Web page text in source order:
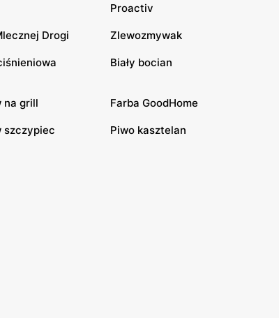
Proactiv
Drogi Zlewozmywak
Biały bocian
na grill Farba GoodHome
szczypiec Piwo kasztelan